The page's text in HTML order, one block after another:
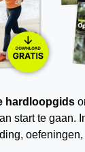
hardloopgids
start te gaan.
, oefeningen